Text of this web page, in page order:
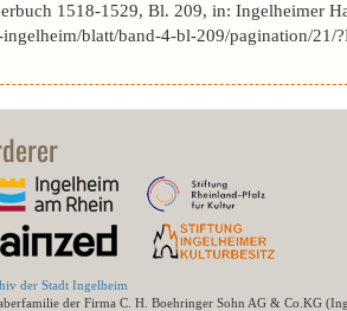
1518-1529, Bl. 209, in: Ingelheimer
blatt/band-4-bl-209/pagination/
der Stadt Ingelheim
der Firma C. H. Boehringer Sohn AG & Co.KG